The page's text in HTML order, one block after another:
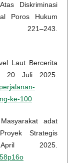
Diskriminasi
Poros Hukum
Laut Bercerita
20 Juli 2025.
ke-100
adat
Strategis
2025.